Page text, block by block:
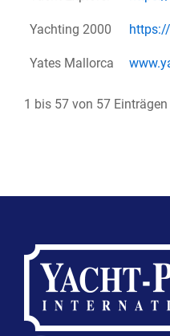
Yachting 2000
Yates Mallorca
1 bis 57 von 57 Einträgen